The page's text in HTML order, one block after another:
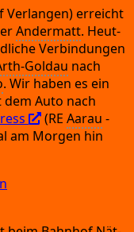
Ver­lan­gen)erreicht
Ander­matt. Heut­
Ver­bin­dun­gen
Gold­au nach
. Wir haben es ein
Auto nach
(RE Aar­au -
am Mor­gen hin